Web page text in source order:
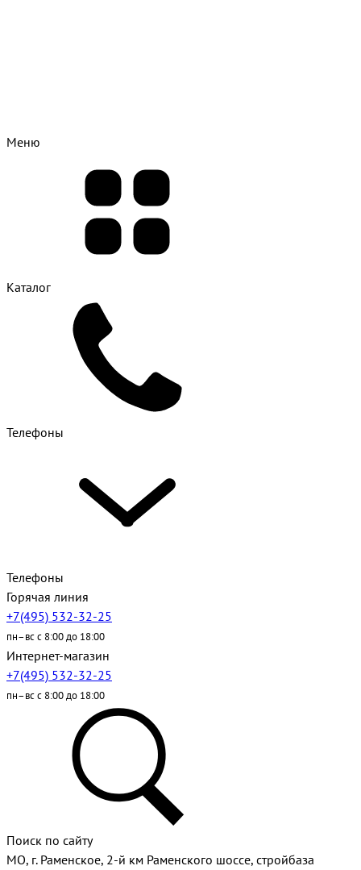
Меню
Каталог
Телефоны
Телефоны
Горячая линия
+7(495) 532-32-25
пн–вс с 8:00 до 18:00
Интернет-магазин
+7(495) 532-32-25
пн–вс с 8:00 до 18:00
Поиск по сайту
МО, г. Раменское, 2-й км Раменского шоссе, стройбаза